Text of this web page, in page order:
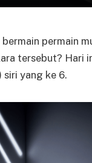
permain
tersebut? Hari
siri yang ke 6.